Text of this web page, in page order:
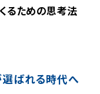
るための思考法
選ばれる時代へ